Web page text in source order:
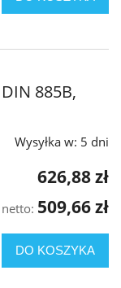
885B,
Wysyłka w: 5 dni
626,88 zł
netto: 509,66 zł
DO KOSZYKA